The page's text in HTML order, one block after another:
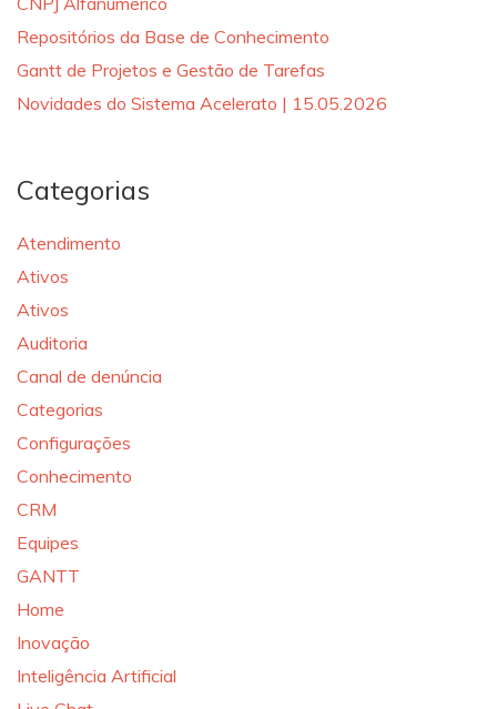
Repositórios da Base de Conhecimento
Gantt de Projetos e Gestão de Tarefas
Novidades do Sistema Acelerato | 15.05.2026
Categorias
Atendimento
Ativos
Ativos
Auditoria
Canal de denúncia
Categorias
Configurações
Conhecimento
CRM
Equipes
GANTT
Home
Inovação
Inteligência Artificial